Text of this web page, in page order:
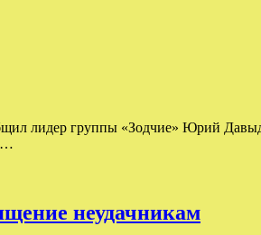
лидер группы «Зодчие» Юрий
неудачникам